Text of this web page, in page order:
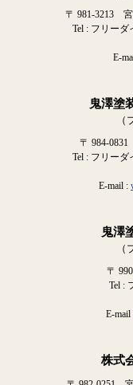
〒 981-3213
Tel : フリーダ
E-
鬼澤塗
〒 984-
Tel : フリーダ
E-mail :
鬼澤
〒
Tel :
E-mail
株式